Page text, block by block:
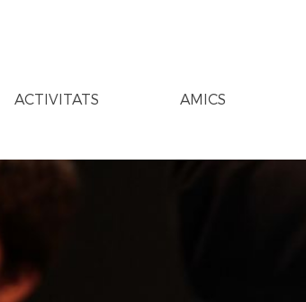
ACTIVITATS AMICS